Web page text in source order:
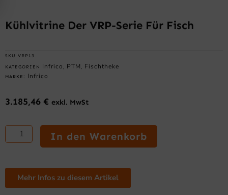
Kühlvitrine Der VRP-Serie Für Fisch
SKU VRP13
KATEGORIEN Infrico , PTM , Fischtheke
MARKE: Infrico
3.185,46 € exkl. MwSt
Kühlvitrine
VRP-
für
Fisch
Menge
In den Warenkorb
Mehr Infos zu diesem Artikel